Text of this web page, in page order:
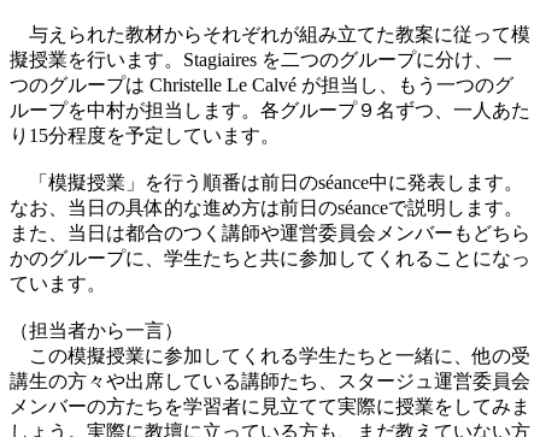
与えられた教材からそれぞれが組み立てた教案に従って模
擬授業を行います。Stagiaires を二つのグループに分け、一
つのグループは Christelle Le Calvé が担当し、もう一つのグ
ループを中村が担当します。各グループ９名ずつ、一人あた
り15分程度を予定しています。
「模擬授業」を行う順番は前日のséance中に発表します。
なお、当日の具体的な進め方は前日のséanceで説明します。
また、当日は都合のつく講師や運営委員会メンバーもどちら
かのグループに、学生たちと共に参加してくれることになっ
ています。
（担当者から一言）
この模擬授業に参加してくれる学生たちと一緒に、他の受
講生の方々や出席している講師たち、スタージュ運営委員会
メンバーの方たちを学習者に見立てて実際に授業をしてみま
しょう。実際に教壇に立っている方も、まだ教えていない方